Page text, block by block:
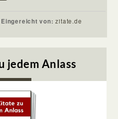
Eingereicht von:zitate.de